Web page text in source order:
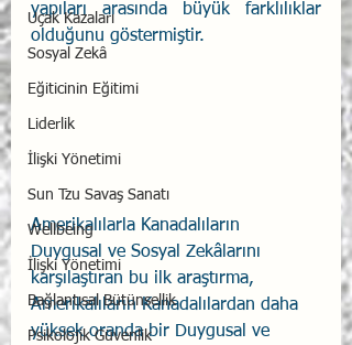
Uçak Kazaları
Sosyal Zekâ
Eğiticinin Eğitimi
Liderlik
İlişki Yönetimi
Sun Tzu Savaş Sanatı
Wellbeing
İlişki Yönetimi
Bağlantısal Bütünsellik
Psikolojik Güvenlik
yapıları arasında büyük farklılıklar
olduğunu göstermiştir.
Amerikalılarla Kanadalıların
Duygusal ve Sosyal Zekâlarını
karşılaştıran bu ilk araştırma,
Amerikalıların Kanadalılardan daha
yüksek oranda bir Duygusal ve